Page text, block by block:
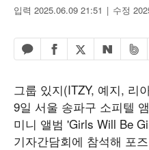
입력 2025.06.09 21:51 수정
카카오톡 공유하기
페이스북 공유하기
엑스 공유하기
네이버 공
밴
그룹 있지(ITZY, 예지, 리
9일 서울 송파구 소피텔
미니 앨범 'Girls Will Be
기자간담회에 참석해 포